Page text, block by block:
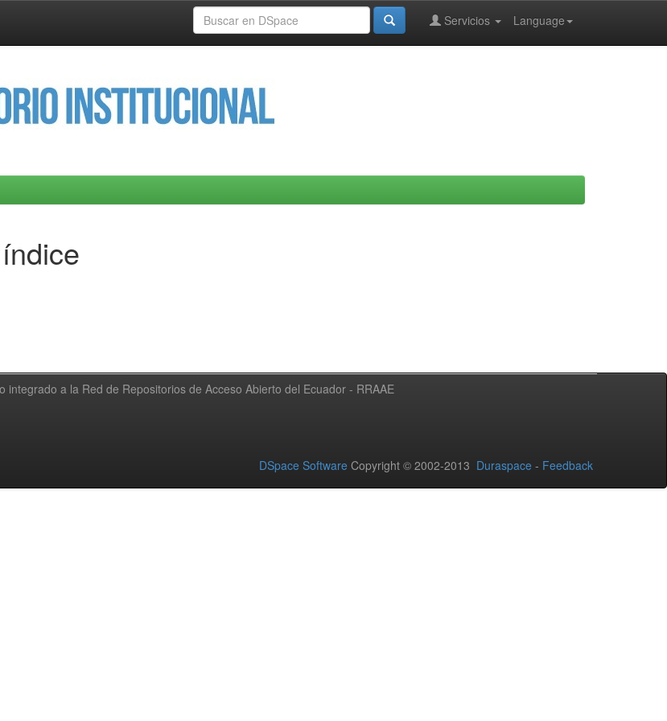
Language
Servicios
integrado a la Red de Repositorios de Acceso Abierto del Ecuador - RRAAE
DSpace Software Copyright © 2002-2013 Duraspace - Feedback